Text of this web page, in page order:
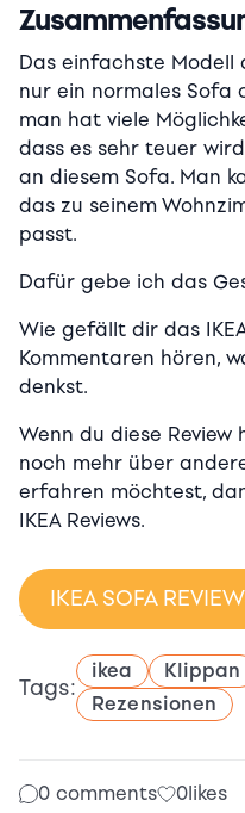
Das einfachste Modell
nur ein normales Sofa
man hat viele
dass es sehr teuer
an diesem Sofa. Man
das zu seinem
passt.
Dafür gebe ich das
Wie gefällt dir das
Kommentaren hören,
denkst.
Wenn du diese
noch mehr über
erfahren möchtest,
IKEA Reviews.
IKEA SOFA
Tags:
ikea Klippan
Rezensionen
0 comments 0likes